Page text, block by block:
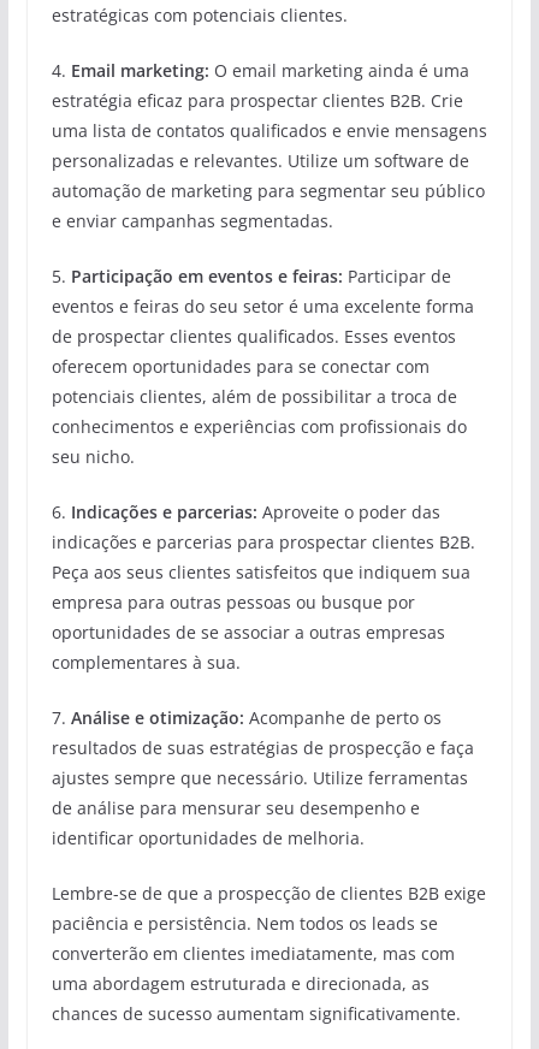
estratégicas com potenciais clientes.
4. Email marketing: O email marketing ainda é uma
estratégia eficaz para prospectar clientes B2B. Crie
uma lista de contatos qualificados e envie mensagens
personalizadas e relevantes. Utilize um software de
automação de marketing para segmentar seu público
e enviar campanhas segmentadas.
5. Participação em eventos e feiras: Participar de
eventos e feiras do seu setor é uma excelente forma
de prospectar clientes qualificados. Esses eventos
oferecem oportunidades para se conectar com
potenciais clientes, além de possibilitar a troca de
conhecimentos e experiências com profissionais do
seu nicho.
6. Indicações e parcerias: Aproveite o poder das
indicações e parcerias para prospectar clientes B2B.
Peça aos seus clientes satisfeitos que indiquem sua
empresa para outras pessoas ou busque por
oportunidades de se associar a outras empresas
complementares à sua.
7. Análise e otimização: Acompanhe de perto os
resultados de suas estratégias de prospecção e faça
ajustes sempre que necessário. Utilize ferramentas
de análise para mensurar seu desempenho e
identificar oportunidades de melhoria.
Lembre-se de que a prospecção de clientes B2B exige
paciência e persistência. Nem todos os leads se
converterão em clientes imediatamente, mas com
uma abordagem estruturada e direcionada, as
chances de sucesso aumentam significativamente.